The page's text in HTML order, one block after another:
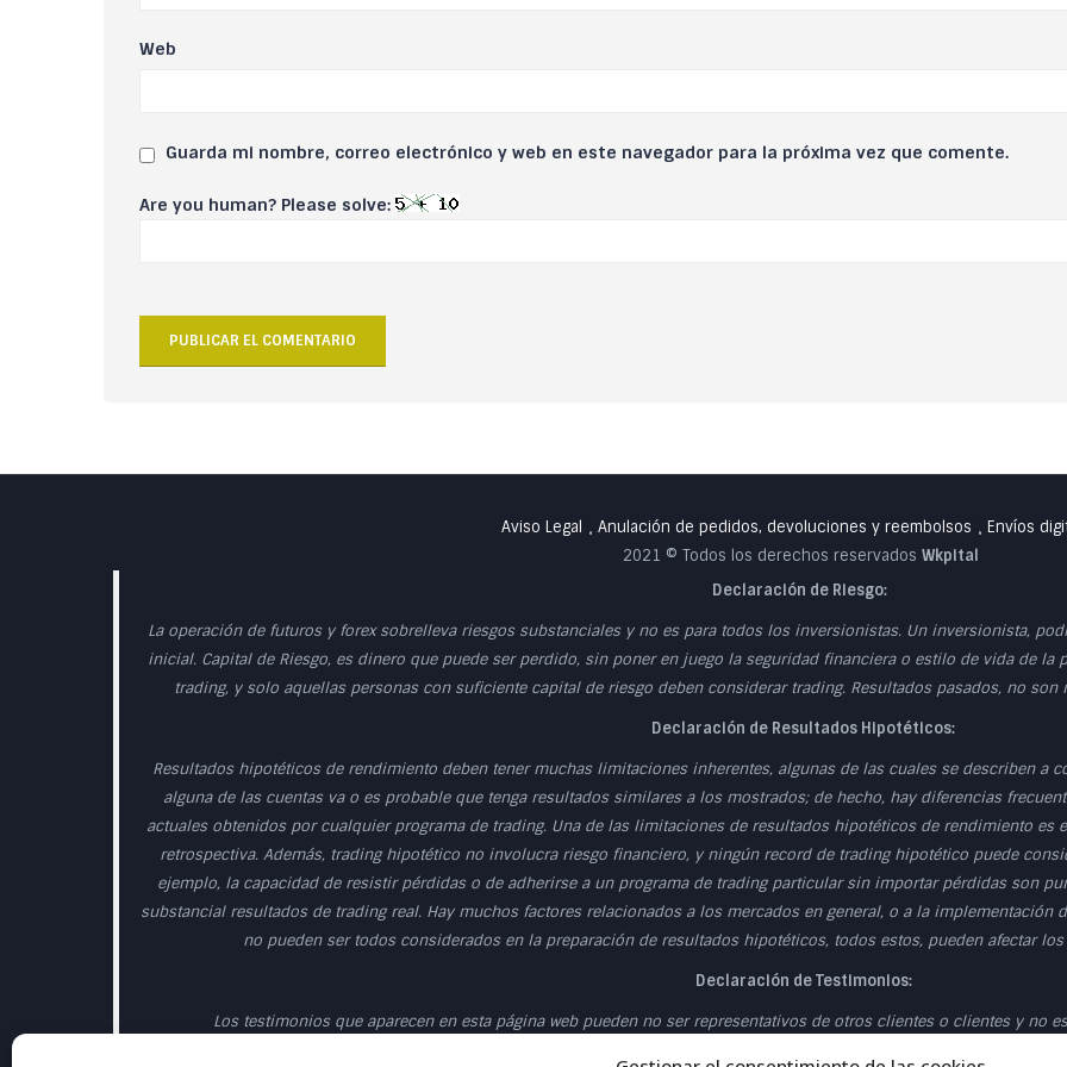
Web
Guarda mi nombre, correo electrónico y web en este navegador para la próxima vez que comente.
Are you human? Please solve:
Aviso Legal • Anulación de pedidos, devoluciones y reembolsos • Envíos
2021 © Todos los derechos reservados Wkpital
Declaración de Riesgo:
La operación de futuros y forex sobrelleva riesgos substanciales y no es para todos los inversionistas. Un inversionista,
inicial. Capital de Riesgo, es dinero que puede ser perdido, sin poner en juego la seguridad financiera o estilo de vida de la
trading, y solo aquellas personas con suficiente capital de riesgo deben considerar trading. Resultados pasados, no
Declaración de Resultados Hipotéticos:
Resultados hipotéticos de rendimiento deben tener muchas limitaciones inherentes, algunas de las cuales se describen a
alguna de las cuentas va o es probable que tenga resultados similares a los mostrados; de hecho, hay diferencias
actuales obtenidos por cualquier programa de trading. Una de las limitaciones de resultados hipotéticos de rendimiento es
retrospectiva. Además, trading hipotético no involucra riesgo financiero, y ningún record de trading hipotético puede
ejemplo, la capacidad de resistir pérdidas o de adherirse a un programa de trading particular sin importar pérdidas son
substancial resultados de trading real. Hay muchos factores relacionados a los mercados en general, o a la
no pueden ser todos considerados en la preparación de resultados hipotéticos, todos estos, pueden afectar
Declaración de Testimonios:
Los testimonios que aparecen en esta página web pueden no ser representativos de otros clientes o clientes y no
Declaración de la Sala de Operaciones en Directo: